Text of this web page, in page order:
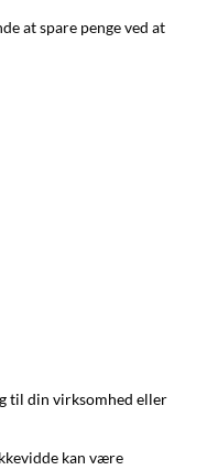
at spare penge ved at
til din virksomhed eller
kan være